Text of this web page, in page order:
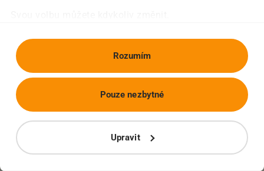
Rozumím
Upravit
Pouze nezbytné